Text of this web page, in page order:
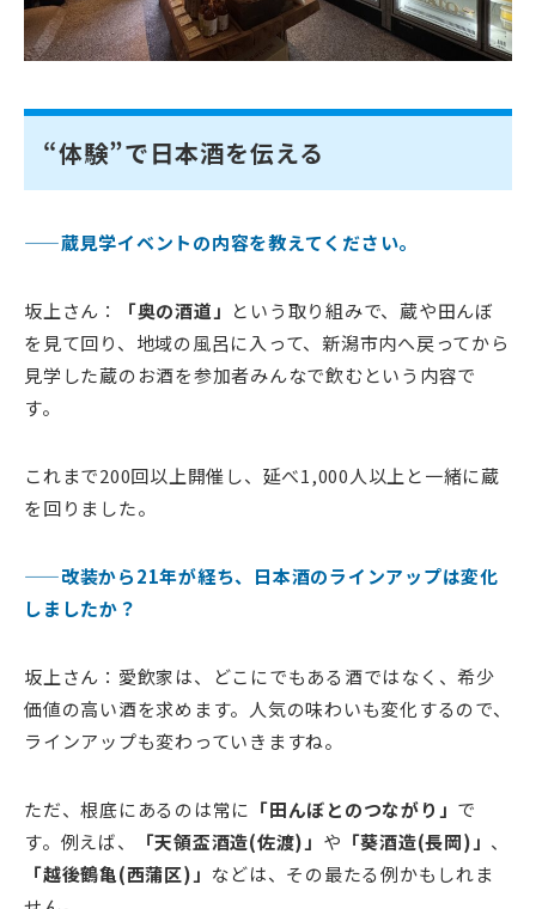
“体験”で日本酒を伝える
——蔵見学イベントの内容を教えてください。
坂上さん： 「奥の酒道」 という取り組みで、蔵や田んぼ
を見て回り、地域の風呂に入って、新潟市内へ戻ってから
見学した蔵のお酒を参加者みんなで飲むという内容で
す。
これまで200回以上開催し、延べ1,000人以上と一緒に蔵
を回りました。
——改装から21年が経ち、日本酒のラインアップは変化
しましたか？
坂上さん：愛飲家は、どこにでもある酒ではなく、希少
価値の高い酒を求めます。人気の味わいも変化するので、
ラインアップも変わっていきますね。
ただ、根底にあるのは常に 「田んぼとのつながり」 で
す。例えば、
「天領盃酒造(佐渡)」 や 「葵酒造(長岡)」 、
「越後鶴亀(西蒲区)」 などは、その最たる例かもしれま